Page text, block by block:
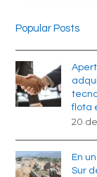
Popular Posts
flota
20
En
Sur